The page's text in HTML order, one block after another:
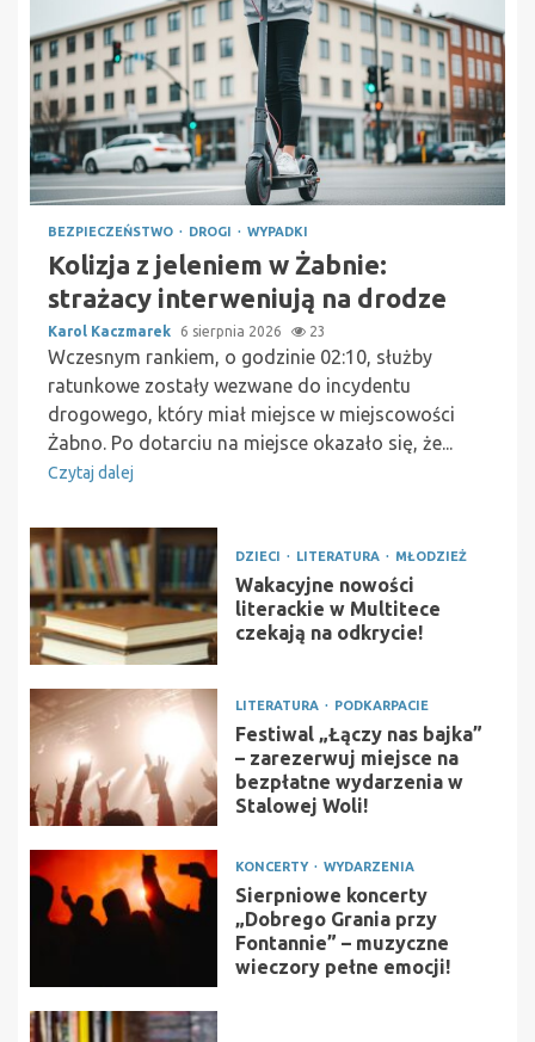
BEZPIECZEŃSTWO DROGI WYPADKI
Kolizja z jeleniem w Żabnie:
strażacy interweniują na drodze
Karol Kaczmarek 6 sierpnia 2026 23
Wczesnym rankiem, o godzinie 02:10, służby
ratunkowe zostały wezwane do incydentu
drogowego, który miał miejsce w miejscowości
Żabno. Po dotarciu na miejsce okazało się, że...
Czytaj dalej
DZIECI LITERATURA MŁODZIEŻ
Wakacyjne nowości
literackie w Multitece
czekają na odkrycie!
LITERATURA PODKARPACIE
Festiwal „Łączy nas bajka”
– zarezerwuj miejsce na
bezpłatne wydarzenia w
Stalowej Woli!
KONCERTY WYDARZENIA
Sierpniowe koncerty
„Dobrego Grania przy
Fontannie” – muzyczne
wieczory pełne emocji!